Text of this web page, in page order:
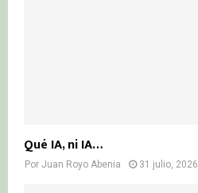
Qué IA, ni IA…
Por Juan Royo Abenia 31 julio, 2026